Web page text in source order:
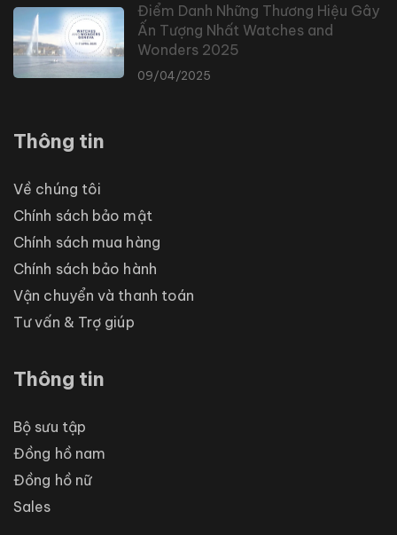
Điểm Danh Những Thương Hiệu Gây
Ấn Tượng Nhất Watches and
Wonders 2025
09/04/2025
Thông tin
Về chúng tôi
Chính sách bảo mật
Chính sách mua hàng
Chính sách bảo hành
Vận chuyển và thanh toán
Tư vấn & Trợ giúp
Thông tin
Bộ sưu tập
Đồng hồ nam
Đồng hồ nữ
Sales